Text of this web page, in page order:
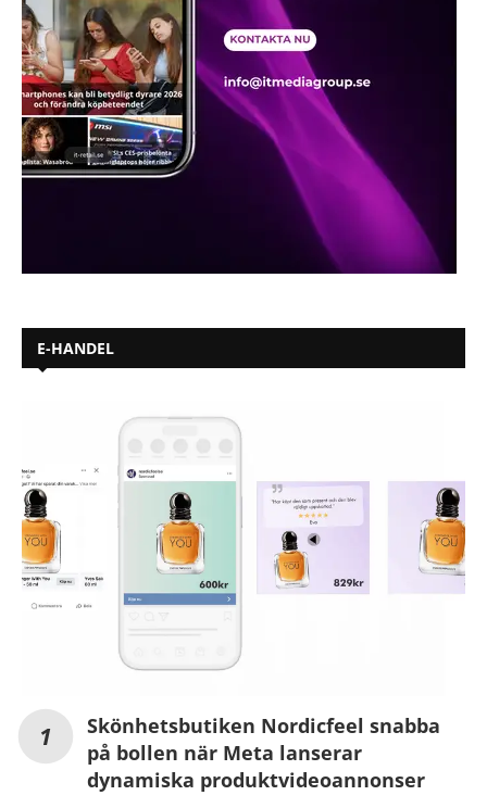
E-HANDEL
Skönhetsbutiken Nordicfeel snabba
på bollen när Meta lanserar
dynamiska produktvideoannonser